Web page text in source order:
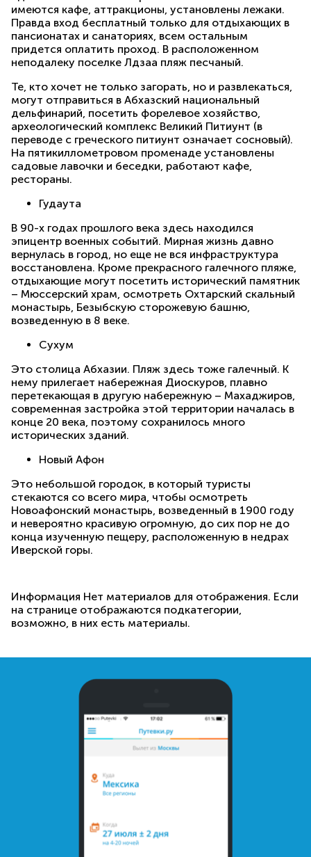
имеются кафе, аттракционы, установлены лежаки.
Правда вход бесплатный только для отдыхающих в
пансионатах и санаториях, всем остальным
придется оплатить проход. В расположенном
неподалеку поселке Лдзаа пляж песчаный.
Те, кто хочет не только загорать, но и развлекаться,
могут отправиться в Абхазский национальный
дельфинарий, посетить форелевое хозяйство,
археологический комплекс Великий Питиунт (в
переводе с греческого питиунт означает сосновый).
На пятикиллометровом променаде установлены
садовые лавочки и беседки, работают кафе,
рестораны.
Гудаута
В 90-х годах прошлого века здесь находился
эпицентр военных событий. Мирная жизнь давно
вернулась в город, но еще не вся инфраструктура
восстановлена. Кроме прекрасного галечного пляже,
отдыхающие могут посетить исторический памятник
– Мюссерский храм, осмотреть Охтарский скальный
монастырь, Безыбскую сторожевую башню,
возведенную в 8 веке.
Сухум
Это столица Абхазии. Пляж здесь тоже галечный. К
нему прилегает набережная Диоскуров, плавно
перетекающая в другую набережную – Махаджиров,
современная застройка этой территории началась в
конце 20 века, поэтому сохранилось много
исторических зданий.
Новый Афон
Это небольшой городок, в который туристы
стекаются со всего мира, чтобы осмотреть
Новоафонский монастырь, возведенный в 1900 году
и невероятно красивую огромную, до сих пор не до
конца изученную пещеру, расположенную в недрах
Иверской горы.
Информация Нет материалов для отображения. Если
на странице отображаются подкатегории,
возможно, в них есть материалы.